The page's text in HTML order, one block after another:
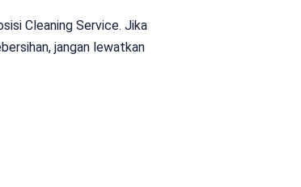
Cleaning Service. Jika
jangan lewatkan